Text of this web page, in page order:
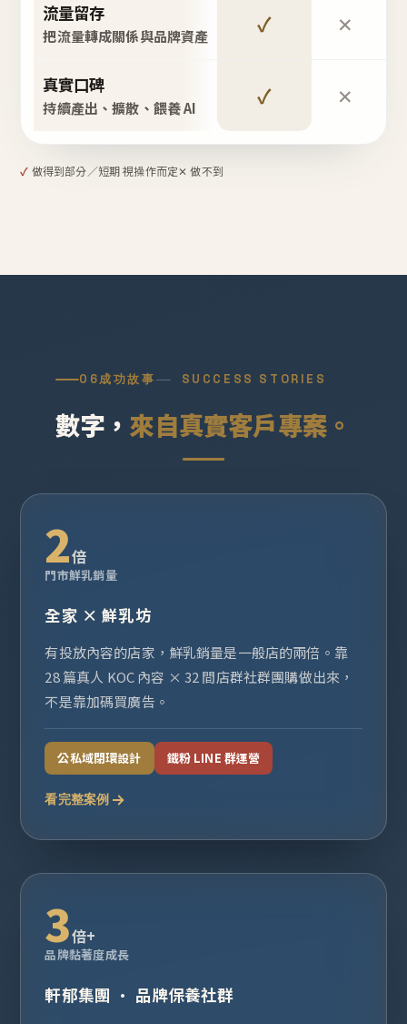
流量留存
把流量轉成關係與品牌資產 ✓ ✕
真實口碑
持續產出、擴散、餵養 AI ✓ ✕
✓ 做得到部分／短期 視操作而定✕ 做不到
06成功故事 SUCCESS STORIES
數字， 來自真實客戶專案。
2倍
門市鮮乳銷量
全家 × 鮮乳坊
有投放內容的店家，鮮乳銷量是一般店的兩倍。靠
28 篇真人 KOC 內容 × 32 間店群社群團購做出來，
不是靠加碼買廣告。
公私域閉環設計 鐵粉 LINE 群運營
看完整案例
3倍+
品牌黏著度成長
軒郁集團 · 品牌保養社群